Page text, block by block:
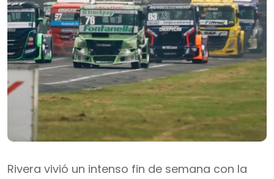
Rivera vivió un intenso fin de semana con la